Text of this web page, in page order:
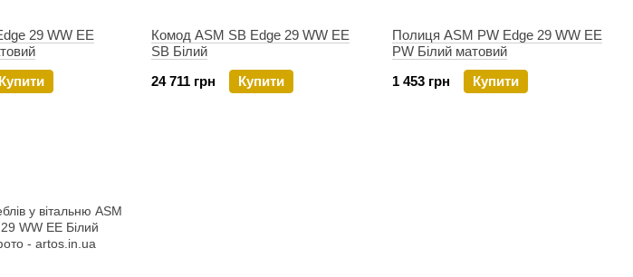
29 WW EE
Купити
Комод ASM SB Edge 29 WW EE
SB Білий
24 711 грн
Купити
Полиця ASM PW Edge 29 WW EE
PW Білий матовий
1 453 грн
Купити